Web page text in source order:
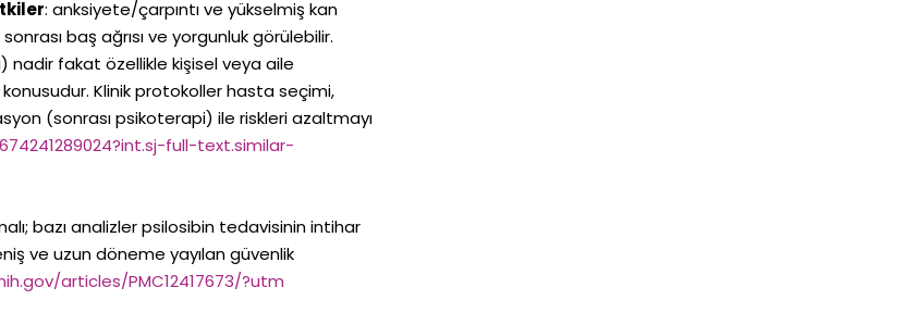
: anksiyete/çarpıntı ve yükselmiş kan
baş ağrısı ve yorgunluk görülebilir.
nadir fakat özellikle kişisel veya aile
Klinik protokoller hasta seçimi,
(sonrası psikoterapi) ile riskleri azaltmayı
full-text.similar-
bazı analizler psilosibin tedavisinin intihar
ve uzun döneme yayılan güvenlik
articles/PMC12417673/?utm